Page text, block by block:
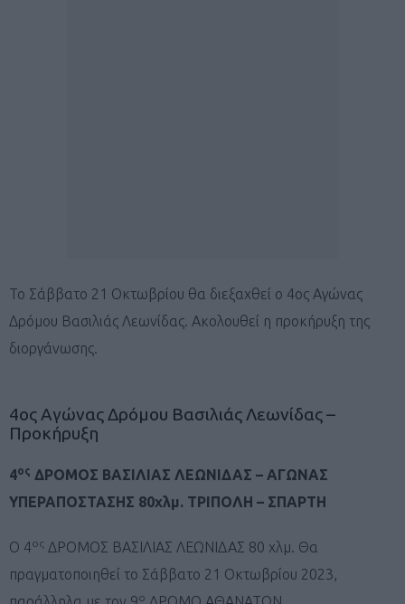
Το Σάββατο 21 Οκτωβρίου θα διεξαχθεί ο 4ος Αγώνας
Δρόμου Βασιλιάς Λεωνίδας. Ακολουθεί η προκήρυξη της
διοργάνωσης.
4ος Αγώνας Δρόμου Βασιλιάς Λεωνίδας –
Προκήρυξη
4ος ΔΡΟΜΟΣ ΒΑΣΙΛΙΑΣ ΛΕΩΝΙΔΑΣ – ΑΓΩΝΑΣ
ΥΠΕΡΑΠΟΣΤΑΣΗΣ 80χλμ. ΤΡΙΠΟΛΗ – ΣΠΑΡΤΗ
Ο 4ος ΔΡΟΜΟΣ ΒΑΣΙΛΙΑΣ ΛΕΩΝΙΔΑΣ 80 χλμ. Θα
πραγματοποιηθεί το Σάββατο 21 Οκτωβρίου 2023,
ο